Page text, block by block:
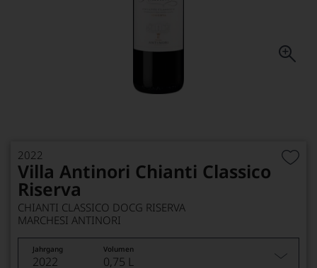
2022
Villa Antinori Chianti Classico
Riserva
CHIANTI CLASSICO DOCG RISERVA
MARCHESI ANTINORI
Jahrgang Volumen
2022 0,75 L